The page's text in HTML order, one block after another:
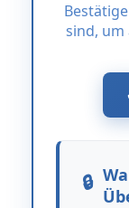
sind,